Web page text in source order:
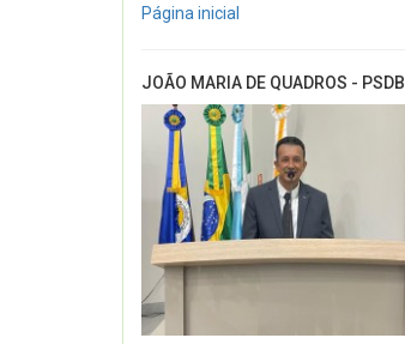
Página inicial
JOÃO MARIA DE QUADROS - PSDB